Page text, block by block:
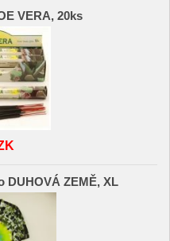
VERA, 20ks
DUHOVÁ ZEMĚ, XL